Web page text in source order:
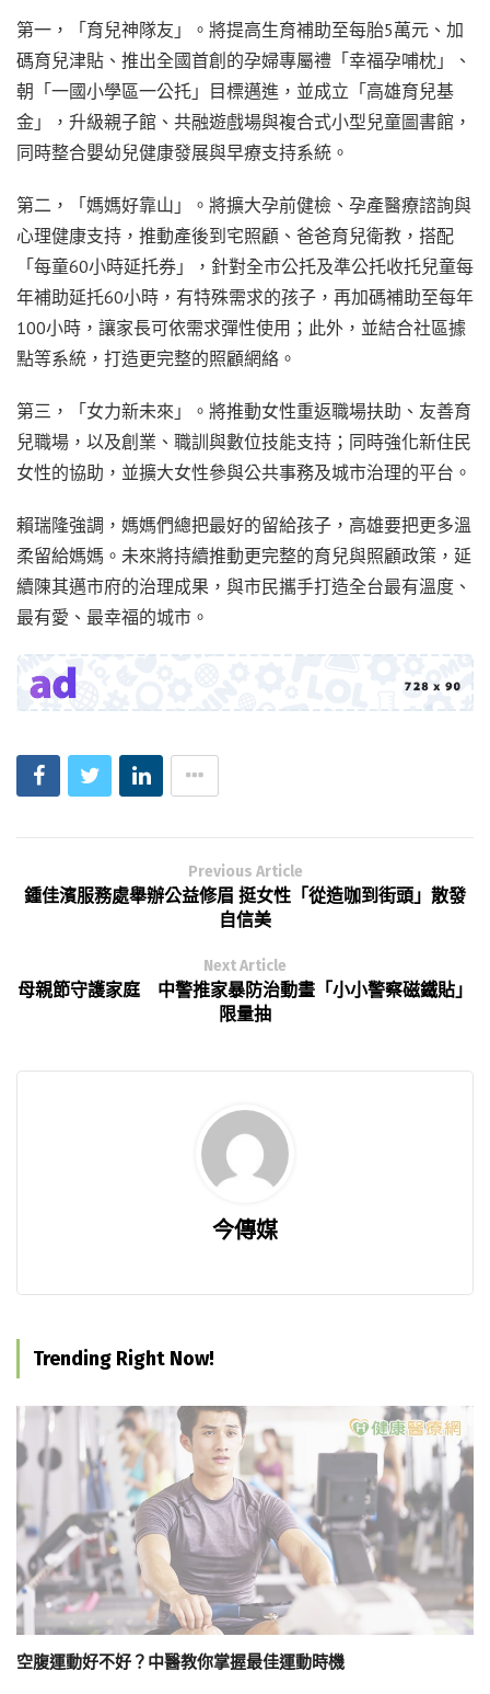
第一，「育兒神隊友」。將提高生育補助至每胎5萬元、加
碼育兒津貼、推出全國首創的孕婦專屬禮「幸福孕哺枕」、
朝「一國小學區一公托」目標邁進，並成立「高雄育兒基
金」，升級親子館、共融遊戲場與複合式小型兒童圖書館，
同時整合嬰幼兒健康發展與早療支持系統。
第二，「媽媽好靠山」。將擴大孕前健檢、孕產醫療諮詢與
心理健康支持，推動產後到宅照顧、爸爸育兒衛教，搭配
「每童60小時延托券」，針對全市公托及準公托收托兒童每
年補助延托60小時，有特殊需求的孩子，再加碼補助至每年
100小時，讓家長可依需求彈性使用；此外，並結合社區據
點等系統，打造更完整的照顧網絡。
第三，「女力新未來」。將推動女性重返職場扶助、友善育
兒職場，以及創業、職訓與數位技能支持；同時強化新住民
女性的協助，並擴大女性參與公共事務及城市治理的平台。
賴瑞隆強調，媽媽們總把最好的留給孩子，高雄要把更多溫
柔留給媽媽。未來將持續推動更完整的育兒與照顧政策，延
續陳其邁市府的治理成果，與市民攜手打造全台最有溫度、
最有愛、最幸福的城市。
Previous Article
鍾佳濱服務處舉辦公益修眉 挺女性「從造咖到街頭」散發
自信美
Next Article
母親節守護家庭 中警推家暴防治動畫「小小警察磁鐵貼」
限量抽
今傳媒
Trending Right Now!
空腹運動好不好？中醫教你掌握最佳運動時機